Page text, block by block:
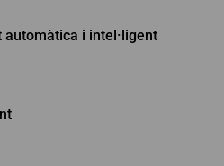
i intel·ligent